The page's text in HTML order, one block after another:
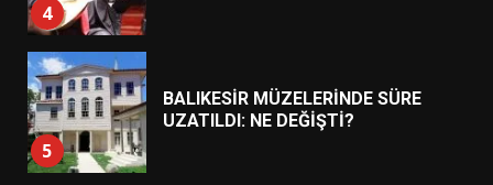
4
5
BALIKESİR MÜZELERİNDE SÜRE
UZATILDI: NE DEĞİŞTİ?